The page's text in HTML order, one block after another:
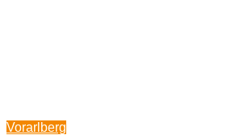
Vorarlberg